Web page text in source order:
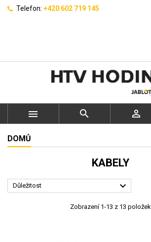
Telefon: +420 602 719 145
  
DOMŮ
KABELY
Důležitost 
Zobrazení 1-13 z 13 položek